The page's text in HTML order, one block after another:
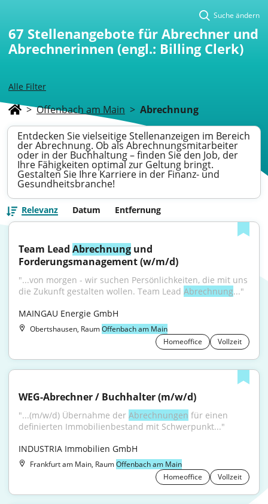
Alle Filter
Suche ändern
67 Stellenangebote für Abrechner und
Abrechnerinnen (engl.: Billing Clerk)
> Offenbach am Main > Abrechnung
Entdecken Sie vielseitige Stellenanzeigen im Bereich
der Abrechnung. Ob als Abrechnungsmitarbeiter
oder in der Buchhaltung – finden Sie den Job, der
Ihre Fähigkeiten optimal zur Geltung bringt.
Gestalten Sie Ihre Karriere in der Finanz- und
Gesundheitsbranche!
Relevanz Datum Entfernung
Team Lead Abrechnung und
Forderungsmanagement (w/m/d)
"...von morgen - wir suchen Persönlichkeiten, die mit uns
die Zukunft gestalten wollen. Team Lead Abrechnung..."
MAINGAU Energie GmbH
Obertshausen, RaumOffenbach am Main
Homeoffice
Vollzeit
WEG-Abrechner / Buchhalter (m/w/d)
"...(m/w/d) Übernahme der Abrechnungen für einen
definierten Immobilienbestand mit Schwerpunkt..."
INDUSTRIA Immobilien GmbH
Frankfurt am Main, RaumOffenbach am Main
Homeoffice
Vollzeit